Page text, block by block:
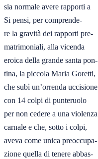
sia normale avere rapporti a
Si pensi, per comprende-
re la gravità dei rapporti pre-
matrimoniali, alla vicenda
eroica della grande santa pon-
tina, la piccola Maria Goretti,
che subì un’orrenda uccisione
con 14 colpi di punteruolo
per non cedere a una violenza
carnale e che, sotto i colpi,
aveva come unica preoccupa-
zione quella di tenere abbas-